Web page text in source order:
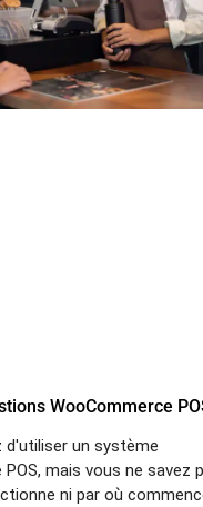
WooCommerce
d'utiliser un système
mais vous ne savez
ni par où